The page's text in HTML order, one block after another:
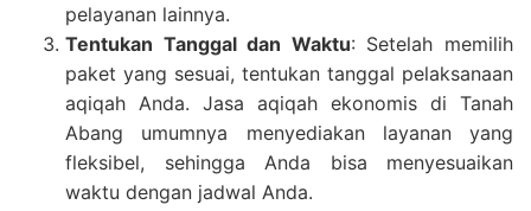
pelayanan lainnya.
Tentukan Tanggal dan Waktu: Setelah memilih
paket yang sesuai, tentukan tanggal pelaksanaan
aqiqah Anda. Jasa aqiqah ekonomis di Tanah
Abang umumnya menyediakan layanan yang
fleksibel, sehingga Anda bisa menyesuaikan
waktu dengan jadwal Anda.